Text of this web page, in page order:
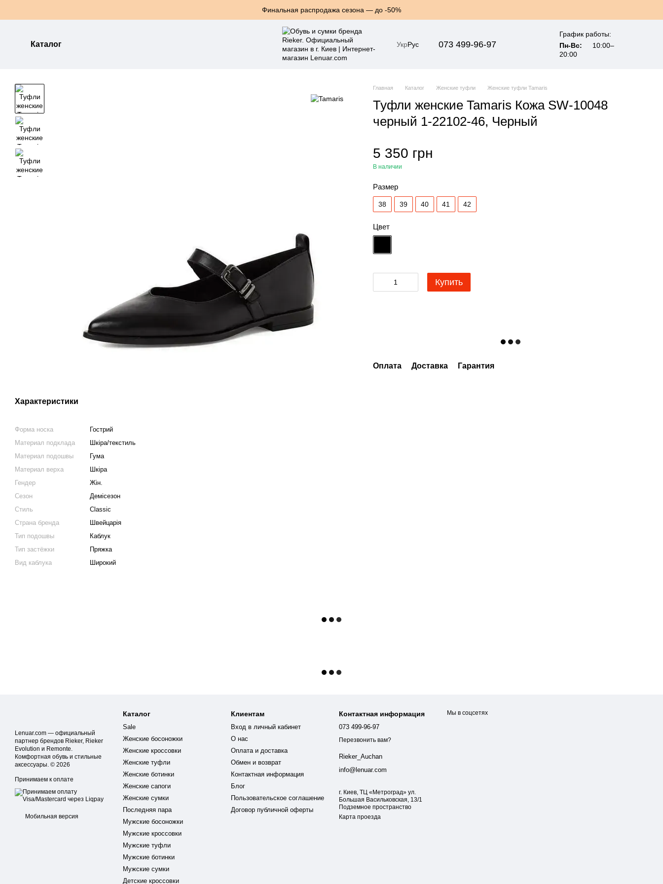
Финальная распродажа сезона — до -50%
Каталог УкрРус 073 499-96-97
График работы:
Пн-Вс:
10:00–
20:00
Характеристики
Форма носка
Гострий
Материал подклада
Шкіра/текстиль
Материал подошвы
Гума
Материал верха
Шкіра
Гендер
Жін.
Сезон
Демісезон
Стиль
Classic
Страна бренда
Швейцарія
Тип подошвы
Каблук
Тип застёжки
Пряжка
Вид каблука
Широкий
Главная Каталог Женские туфли Женские туфли Tamaris
Туфли женские Tamaris Кожа SW-10048
черный 1-22102-46, Черный
5 350 грн
В наличии
Размер
38 39 40 41 42
Цвет
Купить
Оплата Доставка Гарантия
Lenuar.com — официальный
партнер брендов Rieker, Rieker
Evolution и Remonte.
Комфортная обувь и стильные
аксессуары. © 2026
Принимаем к оплате
Мобильная версия
Каталог
Sale
Женские босоножки
Женские кроссовки
Женские туфли
Женские ботинки
Женские сапоги
Женские сумки
Последняя пара
Мужские босоножки
Мужские кроссовки
Мужские туфли
Мужские ботинки
Мужские сумки
Детские кроссовки
Клиентам
Вход в личный кабинет
О нас
Оплата и доставка
Обмен и возврат
Контактная информация
Блог
Пользовательское соглашение
Договор публичной оферты
Контактная информация
073 499-96-97
Перезвонить вам?
Rieker_Auchan
info@lenuar.com
г. Киев, ТЦ «Метроград» ул.
Большая Васильковская, 13/1
Подземное пространство
Карта проезда
Мы в соцсетях